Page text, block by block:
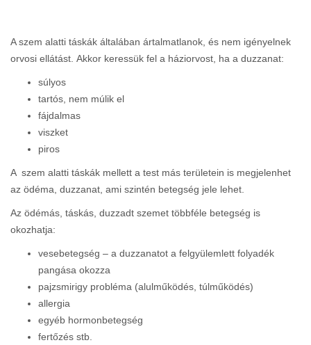
A szem alatti táskák általában ártalmatlanok, és nem igényelnek
orvosi ellátást. Akkor keressük fel a háziorvost, ha a duzzanat:
súlyos
tartós, nem múlik el
fájdalmas
viszket
piros
A szem alatti táskák mellett a test más területein is megjelenhet
az ödéma, duzzanat, ami szintén betegség jele lehet.
Az ödémás, táskás, duzzadt szemet többféle betegség is
okozhatja:
vesebetegség – a duzzanatot a felgyülemlett folyadék
pangása okozza
pajzsmirigy probléma (alulműködés, túlműködés)
allergia
egyéb hormonbetegség
fertőzés stb.